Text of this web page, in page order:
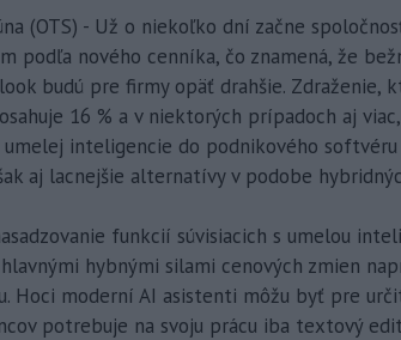
(OTS) - Už o niekoľko dní začne
podľa nového cenníka, čo znamená, že
budú pre firmy opäť drahšie. Zdraženie,
16 % a v niektorých prípadoch aj
inteligencie do podnikového softvéru
aj lacnejšie alternatívy v podobe
funkcií súvisiacich s umelou
hybnými silami cenových zmien
Hoci moderní AI asistenti môžu byť pre
potrebuje na svoju prácu iba textový